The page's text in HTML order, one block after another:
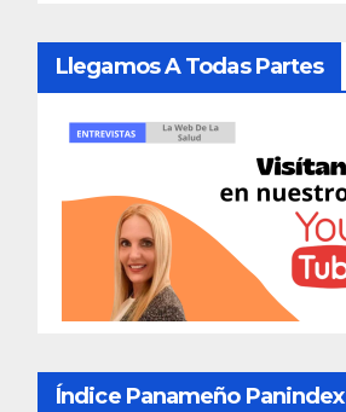
Llegamos A Todas Partes
Índice Panameño Panindex